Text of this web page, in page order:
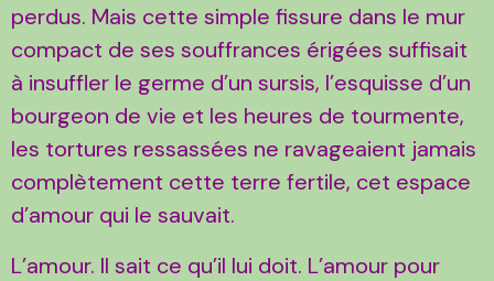
perdus. Mais cette simple fissure dans le mur
compact de ses souffrances érigées suffisait
à insuffler le germe d’un sursis, l’esquisse d’un
bourgeon de vie et les heures de tourmente,
les tortures ressassées ne ravageaient jamais
complètement cette terre fertile, cet espace
d’amour qui le sauvait.
L’amour. Il sait ce qu’il lui doit. L’amour pour